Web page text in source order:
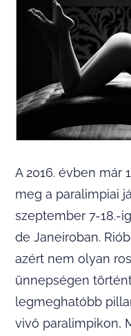
A 2016. évben már
meg a paralimpiai
szeptember 7-18.-
de Janeiroban.
azért nem olyan
ünnepségen
legmeghatóbb
vivő paralimpikon,